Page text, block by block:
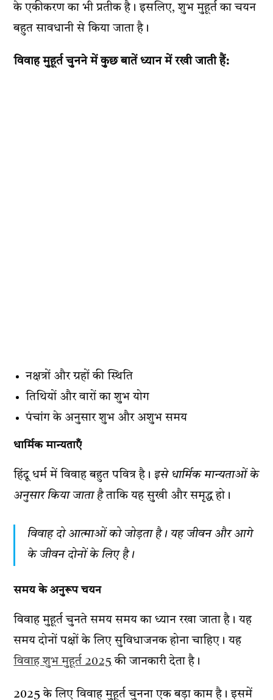
के एकीकरण का भी प्रतीक है। इसलिए, शुभ मुहूर्त का चयन
बहुत सावधानी से किया जाता है।
विवाह मुहूर्त चुनने में कुछ बातें ध्यान में रखी जाती हैं:
नक्षत्रों और ग्रहों की स्थिति
तिथियों और वारों का शुभ योग
पंचांग के अनुसार शुभ और अशुभ समय
धार्मिक मान्यताएँ
हिंदू धर्म में विवाह बहुत पवित्र है।इसे धार्मिक मान्यताओं के
अनुसार किया जाता हैताकि यह सुखी और समृद्ध हो।
विवाह दो आत्माओं को जोड़ता है। यह जीवन और आगे
के जीवन दोनों के लिए है।
समय के अनुरूप चयन
विवाह मुहूर्त चुनते समय समय का ध्यान रखा जाता है। यह
समय दोनों पक्षों के लिए सुविधाजनक होना चाहिए। यह
विवाह शुभ मुहूर्त 2025 की जानकारी देता है।
2025 के लिए विवाह मुहूर्त चुनना एक बड़ा काम है। इसमें